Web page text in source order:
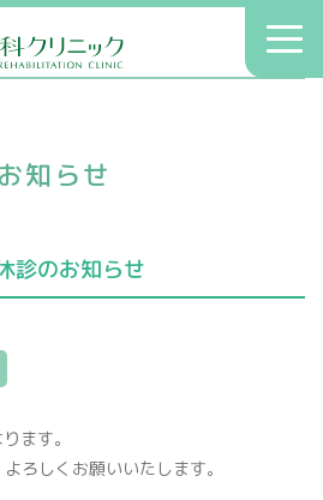
倉石整形外科クリニック
お知らせ
診のお知らせ
ます。
ろしくお願いいたします。